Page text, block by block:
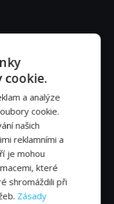
cookie.
a analýze
cookie.
našich
reklamními a
je mohou
které
shromáždili při
Zásady